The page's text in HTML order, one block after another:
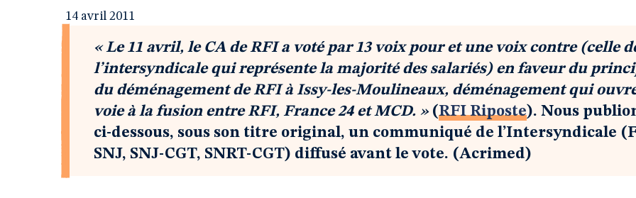
14 avril 2011
« Le 11 avril, le CA de RFI a voté par 13 voix pour et une voix contre (celle
l’intersyndicale qui représente la majorité des salariés) en faveur du
du déménagement de RFI à Issy-les-Moulineaux, déménagement qui
voie à la fusion entre RFI, France 24 et MCD. »(RFI Riposte). Nous
ci-dessous, sous son titre original, un communiqué de l’Intersyndicale (
SNJ, SNJ-CGT, SNRT-CGT) diffusé avant le vote. (Acrimed)